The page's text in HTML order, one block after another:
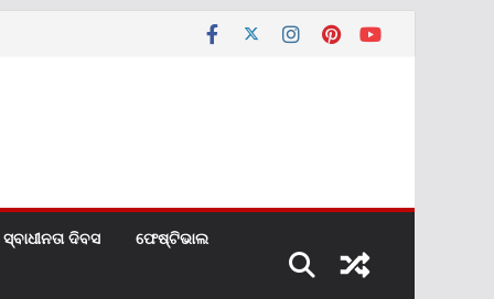
ସ୍ବାଧୀନତା ଦିବସ ଫେଷ୍ଟିଭାଲ